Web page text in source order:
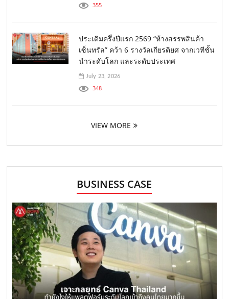
355
ประเดิมครึ่งปีแรก 2569 “ห้างสรรพสินค้า
เซ็นทรัล” คว้า 6 รางวัลเกียรติยศ จากเวทีชั้น
นำระดับโลก และระดับประเทศ
July 23, 2026
348
VIEW MORE
BUSINESS CASE